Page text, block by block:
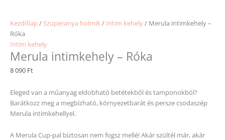
Kezdőlap / Szuperanya holmik/ Intim kehely/ Merula intimkehely –
Róka
Intim kehely
Merula intimkehely – Róka
8 090 Ft
Eleged van a műanyag eldobható betétekből és tamponokból?
Barátkozz meg a megbízható, környezetbarát és persze csodaszép
Merula intimkehellyel.
A Merula Cup-pal biztosan nem fogsz mellé! Akár szültél már, akár